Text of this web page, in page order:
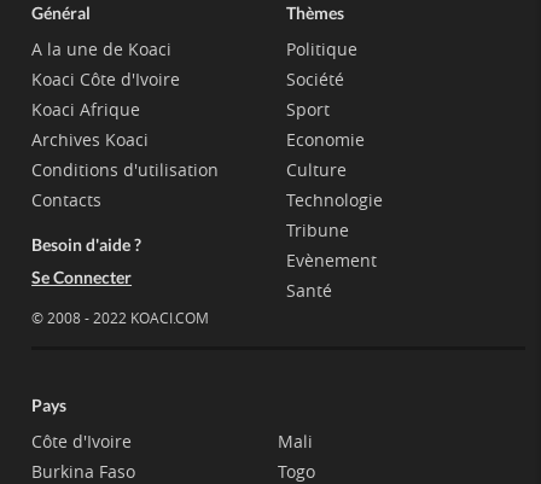
Général
A la une de Koaci
Koaci Côte d'Ivoire
Koaci Afrique
Archives Koaci
Conditions d'utilisation
Contacts
Besoin d'aide ?
Se Connecter
© 2008 - 2022 KOACI.COM
Thèmes
Politique
Société
Sport
Economie
Culture
Technologie
Tribune
Evènement
Santé
Pays
Côte d'Ivoire
Burkina Faso
Mali
Togo